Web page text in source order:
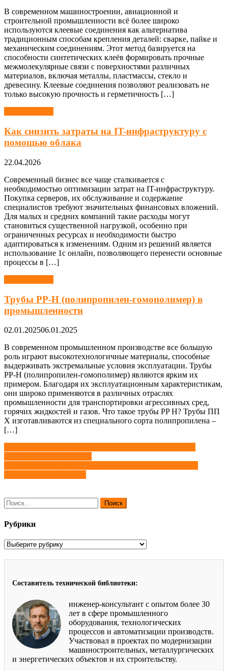
В современном машиностроении, авиационной и
строительной промышленности всё более широко
используются клеевые соединения как альтернатива
традиционным способам крепления деталей: сварке, пайке и
механическим соединениям. Этот метод базируется на
способности синтетических клеёв формировать прочные
межмолекулярные связи с поверхностями различных
материалов, включая металлы, пластмассы, стекло и
древесину. Клеевые соединения позволяют реализовать не
только высокую прочность и герметичность […]
Как снизить затраты на IT-инфраструктуру с
помощью облака
22.04.2026
Современный бизнес все чаще сталкивается с
необходимостью оптимизации затрат на IT-инфраструктуру.
Покупка серверов, их обслуживание и содержание
специалистов требуют значительных финансовых вложений.
Для малых и средних компаний такие расходы могут
становиться существенной нагрузкой, особенно при
ограниченных ресурсах и необходимости быстро
адаптироваться к изменениям. Одним из решений является
использование 1с онлайн, позволяющего перенести основные
процессы в […]
Трубы PP-H (полипропилен-гомополимер) в
промышленности
02.01.202506.01.2025
В современном промышленном производстве все большую
роль играют высокотехнологичные материалы, способные
выдерживать экстремальные условия эксплуатации. Трубы
PP-H (полипропилен-гомополимер) являются ярким их
примером. Благодаря их эксплуатационным характеристикам,
они широко применяются в различных отраслях
промышленности для транспортировки агрессивных сред,
горячих жидкостей и газов. Что такое трубы PP H? Трубы ПП
Х изготавливаются из специального сорта полипропилена –
[…]
Навигация
по
записям
Найти:
Рубрики
Рубрики
Составитель технической библиотеки:
инженер-консультант с опытом более 30
лет в сфере промышленного
оборудования, технологических
процессов и автоматизации производств.
Участвовал в проектах по модернизации
машиностроительных, металлургических
и энергетических объектов и их строительству.